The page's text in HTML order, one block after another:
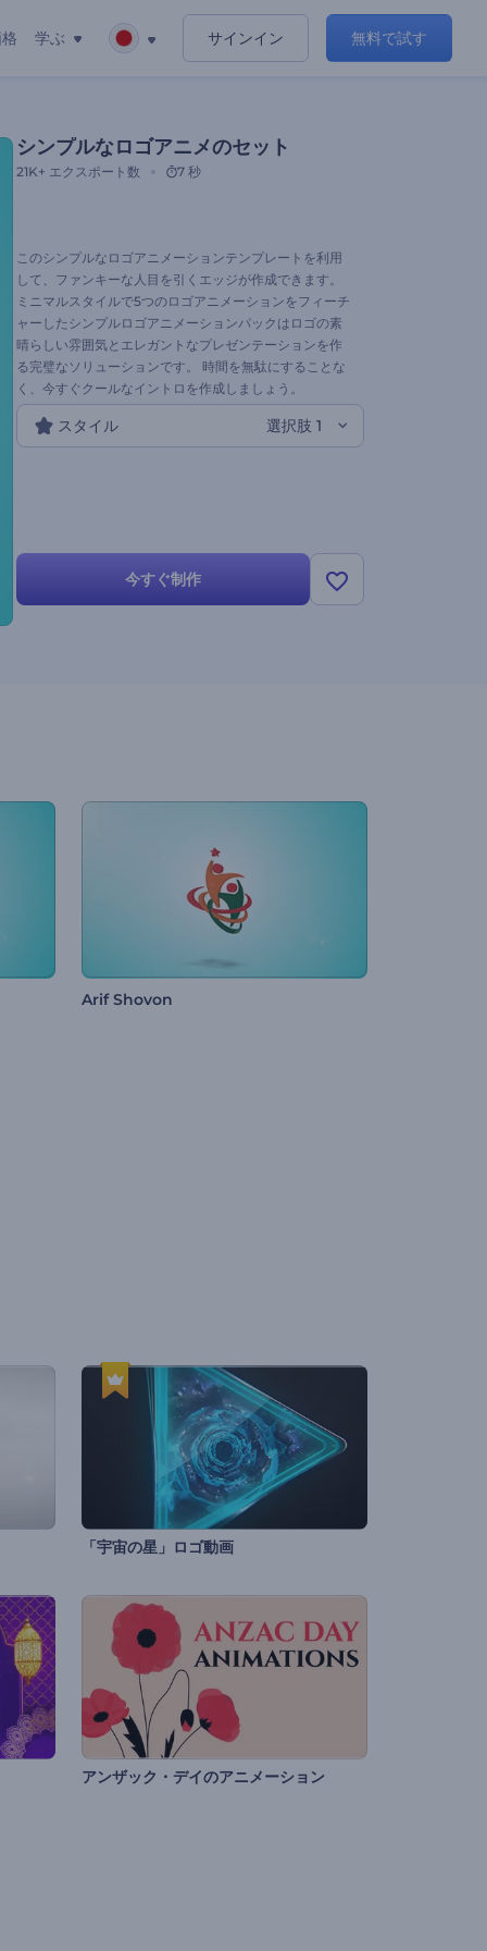
学ぶ サインイン 無料で試す
シンプルなロゴアニメのセット
21K+ エクスポート数 7 秒
このシンプルなロゴアニメーションテンプレートを利用
して、ファンキーな人目を引くエッジが作成できます。
ミニマルスタイルで5つのロゴアニメーションをフィーチ
ャーしたシンプルロゴアニメーションパックはロゴの素
晴らしい雰囲気とエレガントなプレゼンテーションを作
る完璧なソリューションです。 時間を無駄にすることな
く、今すぐクールなイントロを作成しましょう。
スタイル 選択肢 1
今すぐ制作
Arif Shovon
「宇宙の星」ロゴ動画
アンザック・デイのアニメーション